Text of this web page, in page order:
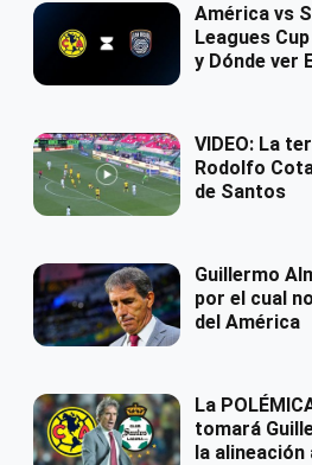
América vs
Leagues
y Dónde ver
VIDEO: La
Rodolfo
de Santos
Guillermo
por el cual
del América
La
tomará
la